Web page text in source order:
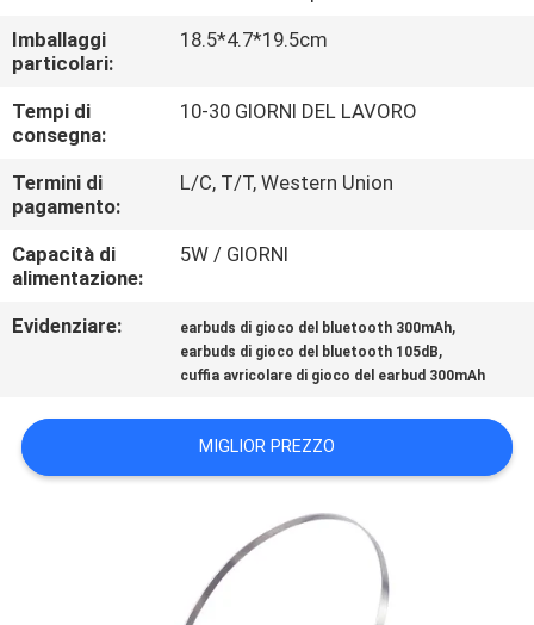
QUALITÀ
CONTATTICI
RICHIEDA
UNA
CITAZIONE
MAPPA
SITO
Imballaggi
particolari:
18.5*4.7*19.5cm
Tempi di
consegna:
10-30 GIORNI DEL LAVORO
Termini di
pagamento:
L/C, T/T, Western Union
Capacità di
alimentazione:
5W / GIORNI
Evidenziare: earbuds di gioco del bluetooth 300mAh,
earbuds di gioco del bluetooth 105dB,
cuffia avricolare di gioco del earbud 300mAh
MIGLIOR PREZZO